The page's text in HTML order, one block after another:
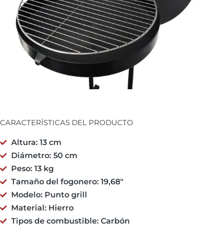
CARACTERÍSTICAS DEL PRODUCTO
Altura: 13 cm
Diámetro: 50 cm
Peso: 13 kg
Tamaño del fogonero: 19,68"
Modelo: Punto grill
Material: Hierro
Tipos de combustible: Carbón